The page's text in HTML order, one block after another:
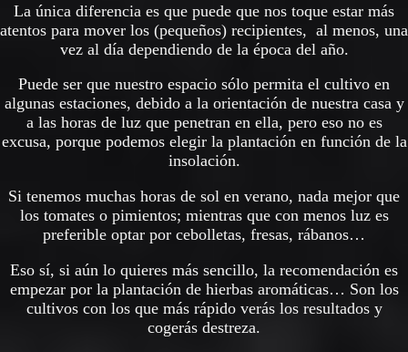
La única diferencia es que puede que nos toque estar más
atentos para mover los (pequeños) recipientes, al menos, una
vez al día dependiendo de la época del año.
Puede ser que nuestro espacio sólo permita el cultivo en
algunas estaciones, debido a la orientación de nuestra casa y
a las horas de luz que penetran en ella, pero eso no es
excusa, porque podemos elegir la plantación en función de la
insolación.
Si tenemos muchas horas de sol en verano, nada mejor que
los tomates o pimientos; mientras que con menos luz es
preferible optar por cebolletas, fresas, rábanos…
Eso sí, si aún lo quieres más sencillo, la recomendación es
empezar por la plantación de hierbas aromáticas… Son los
cultivos con los que más rápido verás los resultados y
cogerás destreza.